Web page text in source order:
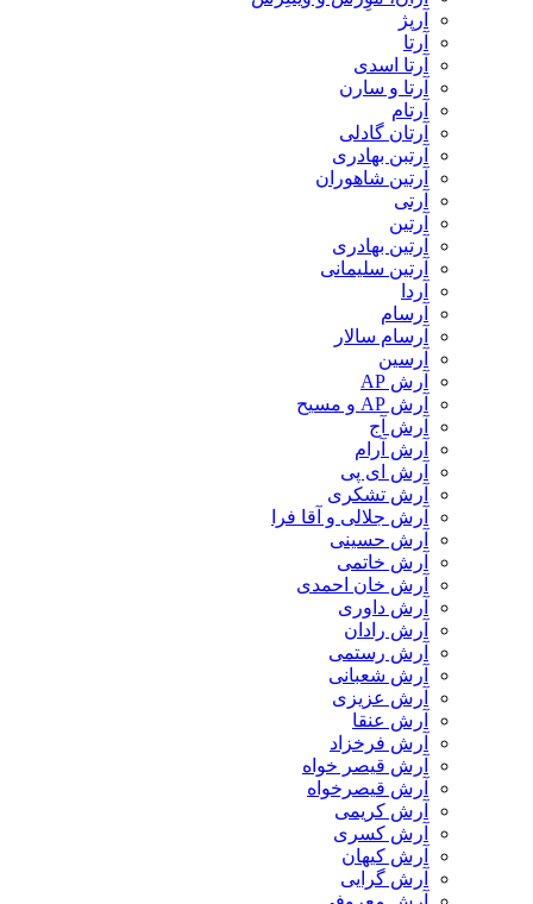
آرپژ
آرتا
آرتا اسدی
آرتا و سارن
آرتام
آرتان گادلی
آرتبن بهادری
آرتين شاهوران
آرتی
آرتین
آرتین بهادری
آرتین سلیمانی
آردا
آرسام
آرسام سالار
آرسین
آرش AP
آرش AP و مسیح
آرش آج
آرش آرام
آرش ای پی
آرش تشکری
آرش جلالی و آقا فرا
آرش حسینی
آرش خاتمی
آرش خان احمدی
آرش داوری
آرش رادان
آرش رستمى
آرش شعبانی
آرش عزیزی
آرش عنقا
آرش فرخزاد
آرش قیصر خواه
آرش قیصرخواه
آرش کریمی
آرش کسری
آرش کیهان
آرش گرایی